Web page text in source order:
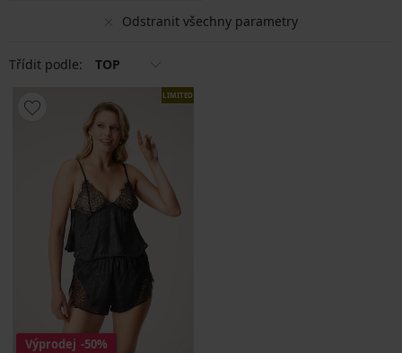
Odstranit všechny parametry
Třídit podle: TOP
LIMITED
Výprodej -50%